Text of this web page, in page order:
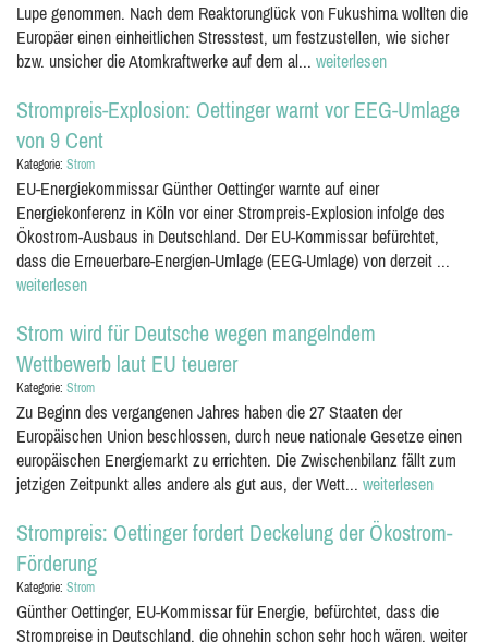
Lupe genommen. Nach dem Reaktorunglück von Fukushima wollten die
Europäer einen einheitlichen Stresstest, um festzustellen, wie sicher
bzw. unsicher die Atomkraftwerke auf dem al... weiterlesen
Strompreis-Explosion: Oettinger warnt vor EEG-Umlage
von 9 Cent
Kategorie: Strom
EU-Energiekommissar Günther Oettinger warnte auf einer
Energiekonferenz in Köln vor einer Strompreis-Explosion infolge des
Ökostrom-Ausbaus in Deutschland. Der EU-Kommissar befürchtet,
dass die Erneuerbare-Energien-Umlage (EEG-Umlage) von derzeit ...
weiterlesen
Strom wird für Deutsche wegen mangelndem
Wettbewerb laut EU teuerer
Kategorie: Strom
Zu Beginn des vergangenen Jahres haben die 27 Staaten der
Europäischen Union beschlossen, durch neue nationale Gesetze einen
europäischen Energiemarkt zu errichten. Die Zwischenbilanz fällt zum
jetzigen Zeitpunkt alles andere als gut aus, der Wett... weiterlesen
Strompreis: Oettinger fordert Deckelung der Ökostrom-
Förderung
Kategorie: Strom
Günther Oettinger, EU-Kommissar für Energie, befürchtet, dass die
Strompreise in Deutschland, die ohnehin schon sehr hoch wären, weiter